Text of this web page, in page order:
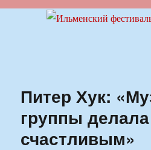
Ильменский
Питер Хук:
группы
счастливым»